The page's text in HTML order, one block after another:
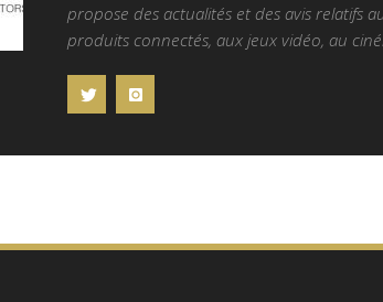
propose des actualités et des avis relatifs
produits connectés, aux jeux vidéo, au